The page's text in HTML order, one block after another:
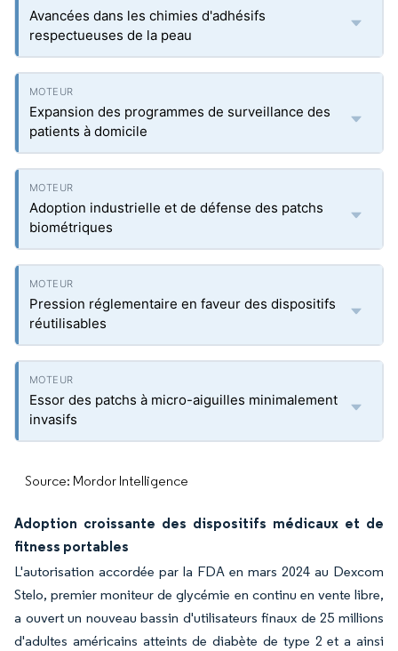
Avancées dans les chimies d'adhésifs
respectueuses de la peau
Expansion des programmes de surveillance des
patients à domicile
Adoption industrielle et de défense des patchs
biométriques
Pression réglementaire en faveur des dispositifs
réutilisables
Essor des patchs à micro-aiguilles minimalement
invasifs
Source: Mordor Intelligence
Adoption croissante des dispositifs médicaux et de
fitness portables
L'autorisation accordée par la FDA en mars 2024 au Dexcom
Stelo, premier moniteur de glycémie en continu en vente libre,
a ouvert un nouveau bassin d'utilisateurs finaux de 25 millions
d'adultes américains atteints de diabète de type 2 et a ainsi